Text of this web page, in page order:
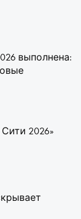
выполнена:
2026»